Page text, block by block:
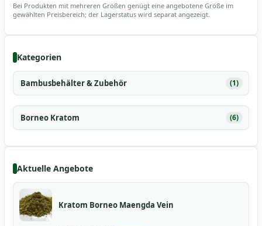
Bei Produkten mit mehreren Größen genügt eine angebotene Größe im
gewählten Preisbereich; der Lagerstatus wird separat angezeigt.
Kategorien
Bambusbehälter & Zubehör (1)
Borneo Kratom (6)
Aktuelle Angebote
Kratom Borneo Maengda Vein